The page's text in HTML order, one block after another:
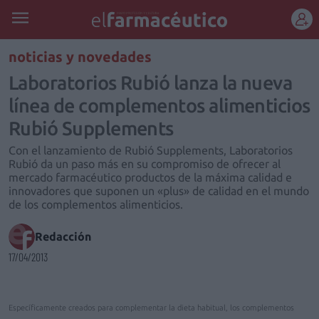
REGÍSTRATE
noticias y novedades
Laboratorios Rubió lanza la nueva
línea de complementos alimenticios
Rubió Supplements
Con el lanzamiento de Rubió Supplements, Laboratorios
Rubió da un paso más en su compromiso de ofrecer al
mercado farmacéutico productos de la máxima calidad e
innovadores que suponen un «plus» de calidad en el mundo
de los complementos alimenticios.
Redacción
17/04/2013
Específicamente creados para complementar la dieta habitual, los complementos